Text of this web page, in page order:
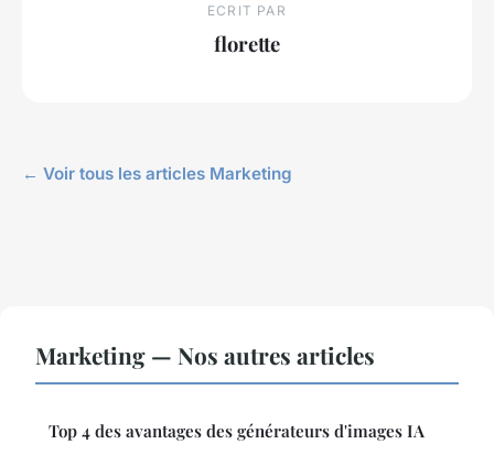
ECRIT PAR
florette
← Voir tous les articles Marketing
Marketing — Nos autres articles
Top 4 des avantages des générateurs d'images IA